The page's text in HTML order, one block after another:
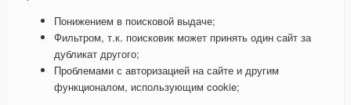
Понижением в поисковой выдаче;
Фильтром, т.к. поисковик может принять один сайт за
дубликат другого;
Проблемами с авторизацией на сайте и другим
функционалом, использующим cookie;